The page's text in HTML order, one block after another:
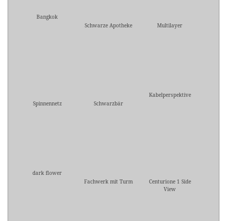
Bangkok
Schwarze Apotheke
Multilayer
Spinnennetz Schwarzbär
Kabelperspektive
dark flower
Fachwerk mit Turm
Centurione 1 Side
View